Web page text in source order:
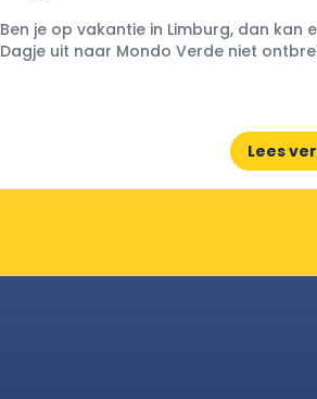
Ben je op vakantie in Limburg, dan kan
Dagje uit naar Mondo Verde niet
Lees